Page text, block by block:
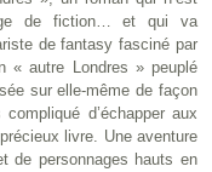
de fiction… et qui va
de fantasy fasciné par
« autre Londres » peuplé
sur elle-même de façon
d’échapper aux
livre. Une aventure
de personnages hauts en